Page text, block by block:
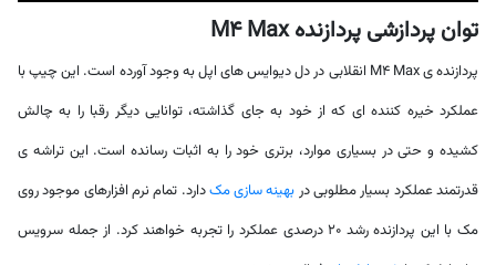
توان پردازشی پردازنده M4 Max
پردازنده ی M4 Max انقلابی در دل دیوایس های اپل به وجود آورده است. این چیپ با
عملکرد خیره کننده ای که از خود به جای گذاشته، توانایی دیگر رقبا را به چالش
کشیده و حتی در بسیاری موارد، برتری خود را به اثبات رسانده است. این تراشه ی
قدرتمند عملکرد بسیار مطلوبی در بهینه سازی مکدارد. تمام نرم افزارهای موجود روی
مک با این پردازنده رشد 20 درصدی عملکرد را تجربه خواهند کرد. از جمله سرویس